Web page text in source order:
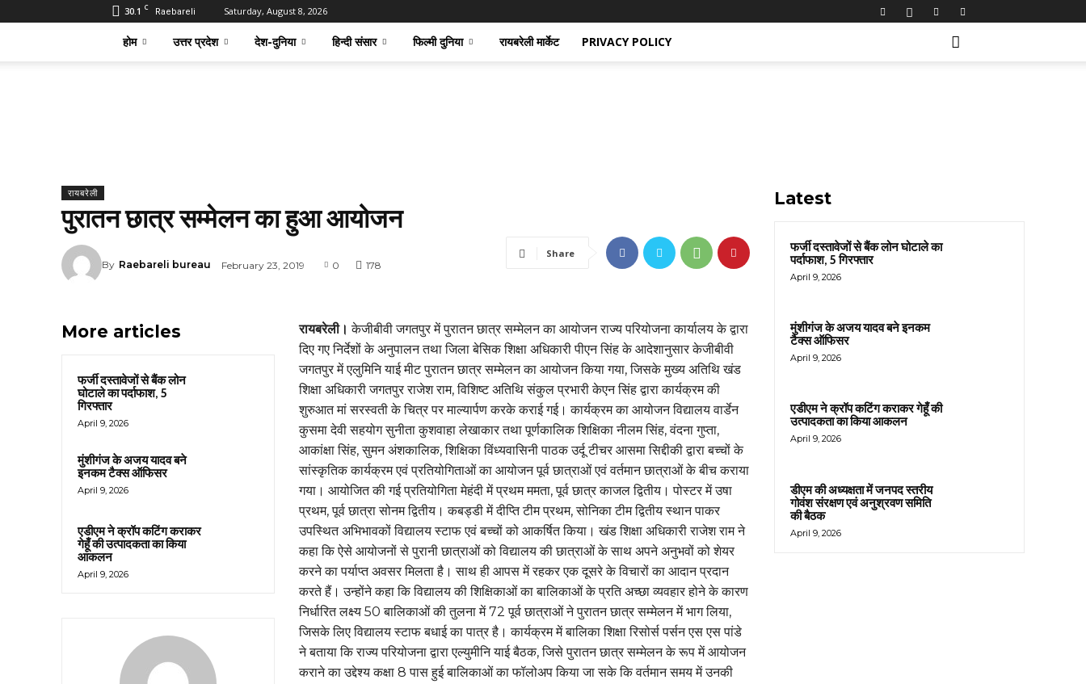
30.1 C Raebareli Saturday, August 8, 2026
होम उत्तर प्रदेश देश-दुनिया हिन्दी संसार फिल्मी दुनिया रायबरेली मार्केट PRIVACY POLICY
रायबरेली
पुरातन छात्र सम्मेलन का हुआ आयोजन
By Raebareli bureau February 23, 2019 0 178
Share
More articles
फर्जी दस्तावेजों से बैंक लोन
घोटाले का पर्दाफाश, 5
गिरफ्तार
April 9, 2026
मुंशीगंज के अजय यादव बने
इनकम टैक्स ऑफिसर
April 9, 2026
एडीएम ने क्रॉप कटिंग कराकर
गेहूँ की उत्पादकता का किया
आकलन
April 9, 2026
रायबरेली। केजीबीवी जगतपुर में पुरातन छात्र सम्मेलन का आयोजन राज्य परियोजना कार्यालय के द्वारा
दिए गए निर्देशों के अनुपालन तथा जिला बेसिक शिक्षा अधिकारी पीएन सिंह के आदेशानुसार केजीबीवी
जगतपुर में एलुमिनि याई मीट पुरातन छात्र सम्मेलन का आयोजन किया गया, जिसके मुख्य अतिथि खंड
शिक्षा अधिकारी जगतपुर राजेश राम, विशिष्ट अतिथि संकुल प्रभारी केएन सिंह द्वारा कार्यक्रम की
शुरुआत मां सरस्वती के चित्र पर माल्यार्पण करके कराई गई। कार्यक्रम का आयोजन विद्यालय वार्डेन
कुसमा देवी सहयोग सुनीता कुशवाहा लेखाकार तथा पूर्णकालिक शिक्षिका नीलम सिंह, वंदना गुप्ता,
आकांक्षा सिंह, सुमन अंशकालिक, शिक्षिका विंध्यवासिनी पाठक उर्दू टीचर आसमा सिद्दीकी द्वारा बच्चों के
सांस्कृतिक कार्यक्रम एवं प्रतियोगिताओं का आयोजन पूर्व छात्राओं एवं वर्तमान छात्राओं के बीच कराया
गया। आयोजित की गई प्रतियोगिता मेहंदी में प्रथम ममता, पूर्व छात्र काजल द्वितीय। पोस्टर में उषा
प्रथम, पूर्व छात्रा सोनम द्वितीय। कबड्डी में दीप्ति टीम प्रथम, सोनिका टीम द्वितीय स्थान पाकर
उपस्थित अभिभावकों विद्यालय स्टाफ एवं बच्चों को आकर्षित किया। खंड शिक्षा अधिकारी राजेश राम ने
कहा कि ऐसे आयोजनों से पुरानी छात्राओं को विद्यालय की छात्राओं के साथ अपने अनुभवों को शेयर
करने का पर्याप्त अवसर मिलता है। साथ ही आपस में रहकर एक दूसरे के विचारों का आदान प्रदान
करते हैं। उन्होंने कहा कि विद्यालय की शिक्षिकाओं का बालिकाओं के प्रति अच्छा व्यवहार होने के कारण
निर्धारित लक्ष्य 50 बालिकाओं की तुलना में 72 पूर्व छात्राओं ने पुरातन छात्र सम्मेलन में भाग लिया,
जिसके लिए विद्यालय स्टाफ बधाई का पात्र है। कार्यक्रम में बालिका शिक्षा रिसोर्स पर्सन एस एस पांडे
ने बताया कि राज्य परियोजना द्वारा एल्युमीनि याई बैठक, जिसे पुरातन छात्र सम्मेलन के रूप में आयोजन
कराने का उद्देश्य कक्षा 8 पास हुई बालिकाओं का फॉलोअप किया जा सके कि वर्तमान समय में उनकी
Latest
फर्जी दस्तावेजों से बैंक लोन घोटाले का
पर्दाफाश, 5 गिरफ्तार
April 9, 2026
मुंशीगंज के अजय यादव बने इनकम
टैक्स ऑफिसर
April 9, 2026
एडीएम ने क्रॉप कटिंग कराकर गेहूँ की
उत्पादकता का किया आकलन
April 9, 2026
डीएम की अध्यक्षता में जनपद स्तरीय
गोवंश संरक्षण एवं अनुश्रवण समिति
की बैठक
April 9, 2026